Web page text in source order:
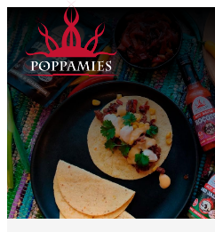
Siirry
sisältöön